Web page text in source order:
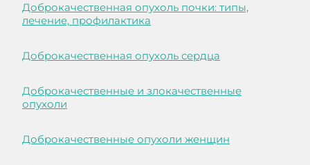
Доброкачественная опухоль почки: типы,
лечение, профилактика
Доброкачественная опухоль сердца
Доброкачественные и злокачественные
опухоли
Доброкачественные опухоли женщин